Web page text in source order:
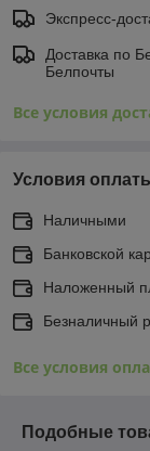
Экспресс-
Доставка по
Белпочты
Все условия
Условия
Наличными
Банковской
Наложенный
Безналичный
Все условия
Подобные